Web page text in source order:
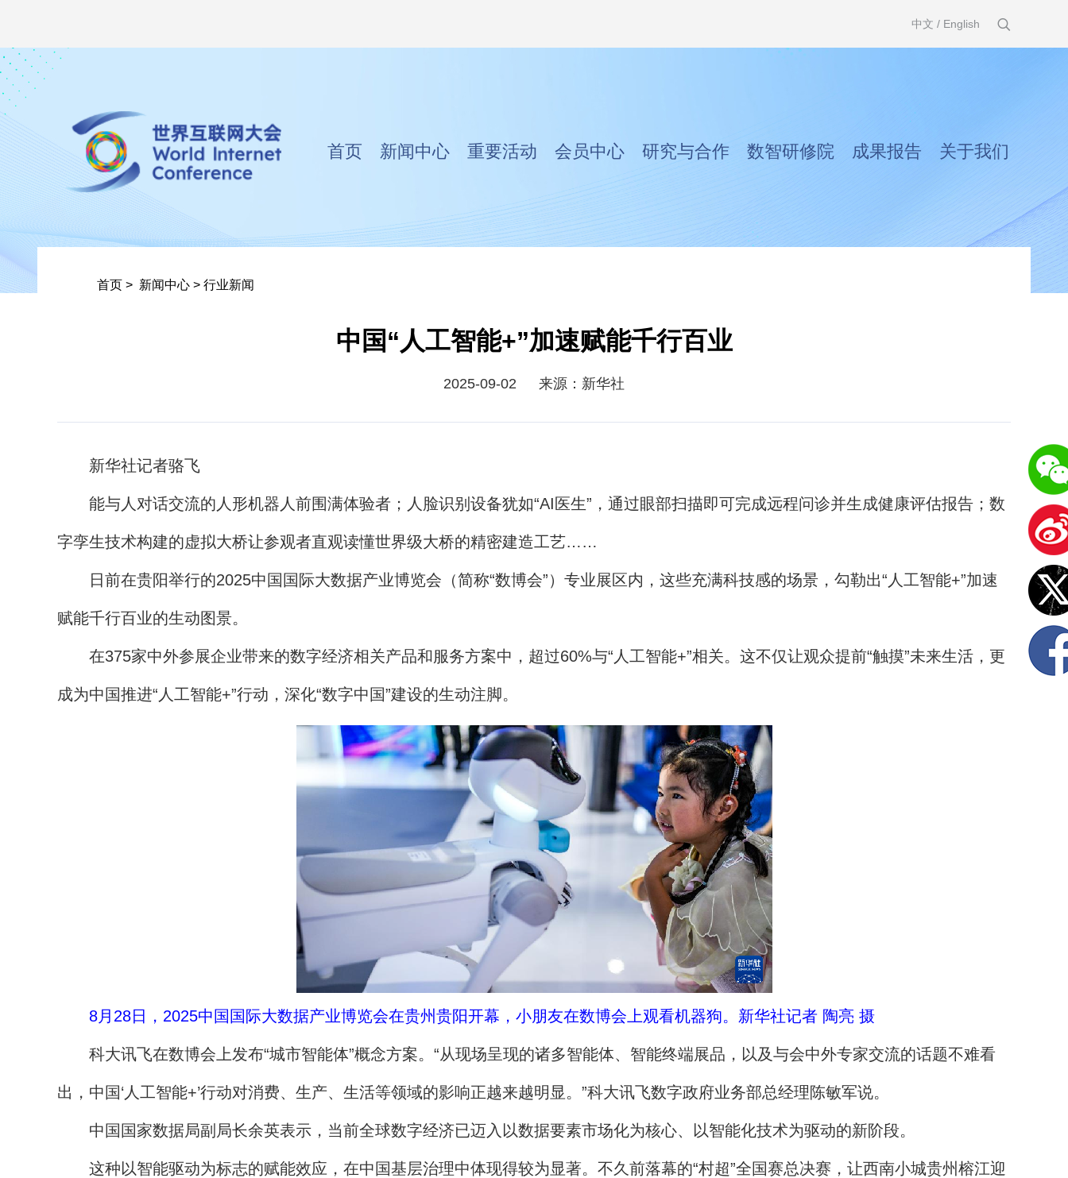
中文 / English
首页 新闻中心 重要活动 会员中心 研究与合作 数智研修院 成果报告 关于我们
首页 > 新闻中心 > 行业新闻
中国“人工智能+”加速赋能千行百业
2025-09-02 来源：新华社
新华社记者骆飞
能与人对话交流的人形机器人前围满体验者；人脸识别设备犹如“AI医生”，通过眼部扫描即可完成远程问诊并生成健康评估报告；数
字孪生技术构建的虚拟大桥让参观者直观读懂世界级大桥的精密建造工艺……
日前在贵阳举行的2025中国国际大数据产业博览会（简称“数博会”）专业展区内，这些充满科技感的场景，勾勒出“人工智能+”加速
赋能千行百业的生动图景。
在375家中外参展企业带来的数字经济相关产品和服务方案中，超过60%与“人工智能+”相关。这不仅让观众提前“触摸”未来生活，更
成为中国推进“人工智能+”行动，深化“数字中国”建设的生动注脚。
8月28日，2025中国国际大数据产业博览会在贵州贵阳开幕，小朋友在数博会上观看机器狗。新华社记者 陶亮 摄
科大讯飞在数博会上发布“城市智能体”概念方案。“从现场呈现的诸多智能体、智能终端展品，以及与会中外专家交流的话题不难看
出，中国‘人工智能+’行动对消费、生产、生活等领域的影响正越来越明显。”科大讯飞数字政府业务部总经理陈敏军说。
中国国家数据局副局长余英表示，当前全球数字经济已迈入以数据要素市场化为核心、以智能化技术为驱动的新阶段。
这种以智能驱动为标志的赋能效应，在中国基层治理中体现得较为显著。不久前落幕的“村超”全国赛总决赛，让西南小城贵州榕江迎